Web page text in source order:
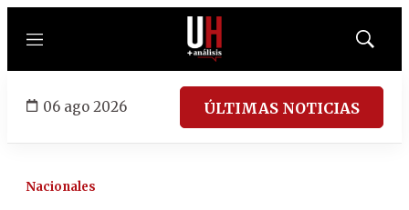
Menú
Mostrar
06 ago 2026 ÚLTIMAS NOTICIAS
Nacionales